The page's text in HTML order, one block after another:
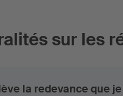
sur les
la redevance que